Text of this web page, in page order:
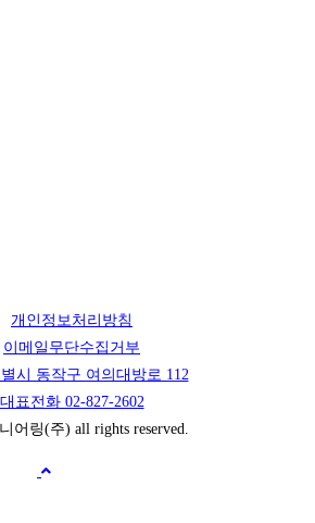
개인정보처리방침
이메일무단수집거부
시 동작구 여의대방로 112
대표전화 02-827-2602
어링(주) all rights reserved.